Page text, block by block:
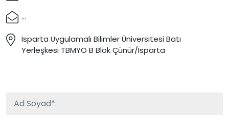
...
Isparta Uygulamalı Bilimler Üniversitesi Batı
Yerleşkesi TBMYO B Blok Çünür/Isparta